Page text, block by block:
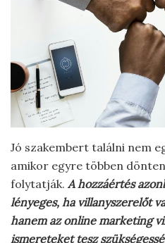
Jó szakembert találni nem
amikor egyre többen
folytatják. A hozzáértés
lényeges, ha villanyszerelőt
hanem az online marketing
ismereteket tesz szükségessé